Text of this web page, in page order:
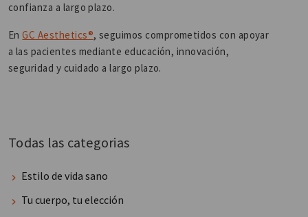
confianza a largo plazo.
EnGC Aesthetics®, seguimos comprometidos con apoyar
a las pacientes mediante educación, innovación,
seguridad y cuidado a largo plazo.
Todas las categorias
Estilo de vida sano
Tu cuerpo, tu elección